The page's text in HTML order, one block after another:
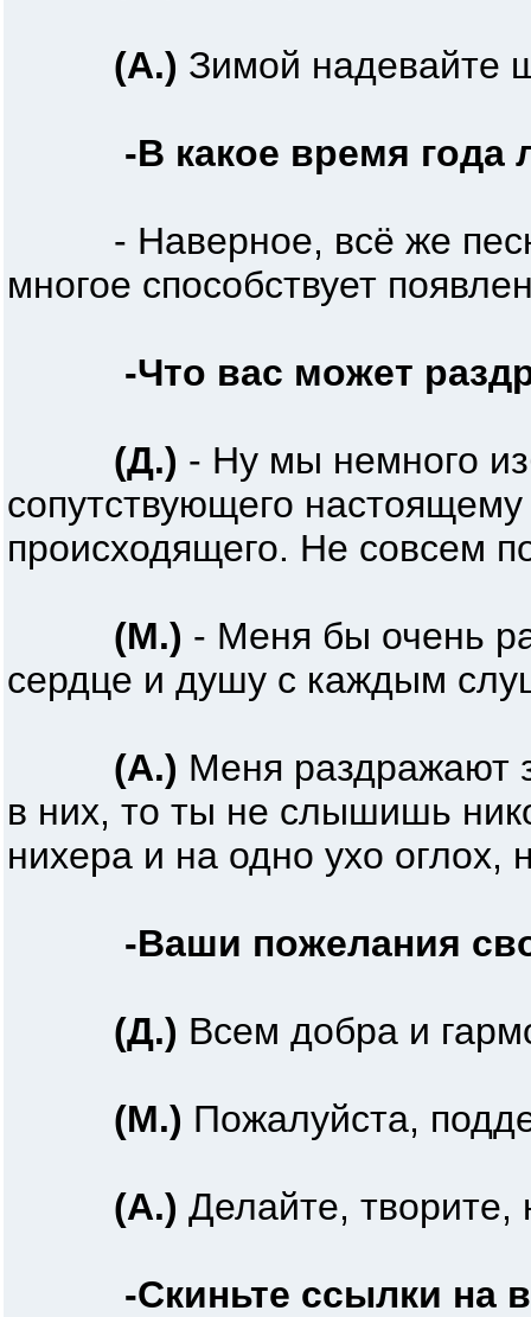
(А.) Зимой надевайте
-В какое время года
- Наверное, всё же песни
многое способствует
-Что вас может
(Д.) - Ну мы немного
сопутствующего
происходящего. Не совсем
(М.) - Меня бы очень
сердце и душу с каждым
(А.) Меня раздражают
в них, то ты не слышишь
нихера и на одно ухо оглох,
-Ваши пожелания
(Д.) Всем добра и
(М.) Пожалуйста,
(А.) Делайте, творите,
-Скиньте ссылки на